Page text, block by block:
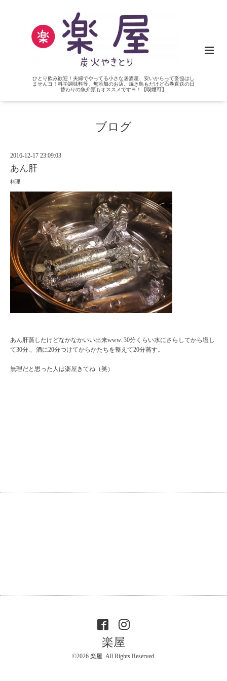
ひとり飲み歓迎！夫婦でやってる小さな居酒屋、安いからって妥協はし
ませんヨ！科学調味料等、無添加のお店。焼き鳥もだけど石巻直送の日
替わりの魚介類もオススメですヨ！【喫煙可】
ブログ
2016-12-17 23:09:03
あん肝
料理
あん肝蒸したけどなかなかいい出来www. 30分くらい水にさらしてから塩し
て30分.、酒に20分つけてからかたちを整えて20分蒸す。
無理だと思った人は楽屋きてね（笑）
楽屋
©2026 楽屋 . All Rights Reserved.